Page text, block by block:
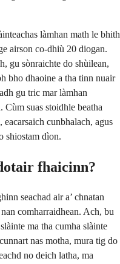
làmhan math le bhith
airson co-dhiù 20 diogan.
gu sònraichte do shùilean,
bho dhaoine a tha tinn nuair
gu tric mar làmhan
Cùm suas stoidhle beatha
cunbhalach, agus
shiostam dìon.
fhaicinn?
seachad air a’ chnatan
comharraidhean. Ach, bu
ma tha cumha slàinte
nas motha, mura tig do
no deich latha, ma